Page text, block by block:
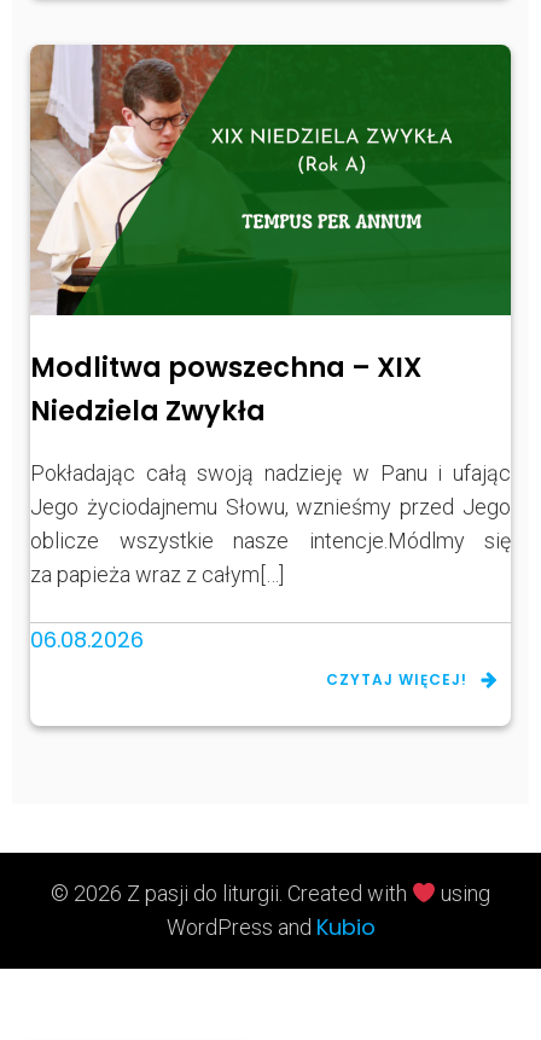
Modlitwa powszechna – XIX
Niedziela Zwykła
Pokładając całą swoją nadzieję w Panu i ufając
Jego życiodajnemu Słowu, wznieśmy przed Jego
oblicze wszystkie nasze intencje.Módlmy się
za papieża wraz z całym[…]
06.08.2026
CZYTAJ WIĘCEJ!
© 2026 Z pasji do liturgii. Created with
using
WordPress and Kubio